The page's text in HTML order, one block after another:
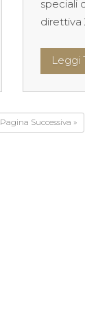
speciali
direttiva
Leggi
Pagina Successiva »